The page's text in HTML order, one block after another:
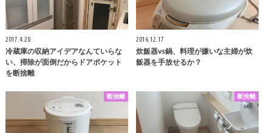
2017.4.20
冷蔵庫の収納アイデアなんていらな
い、掃除が面倒だからドアポケット
を断捨離
2016.12.17
炊飯器vs鍋、料理が嫌いな主婦が炊
飯器を手放せるか？
断捨離 断捨離